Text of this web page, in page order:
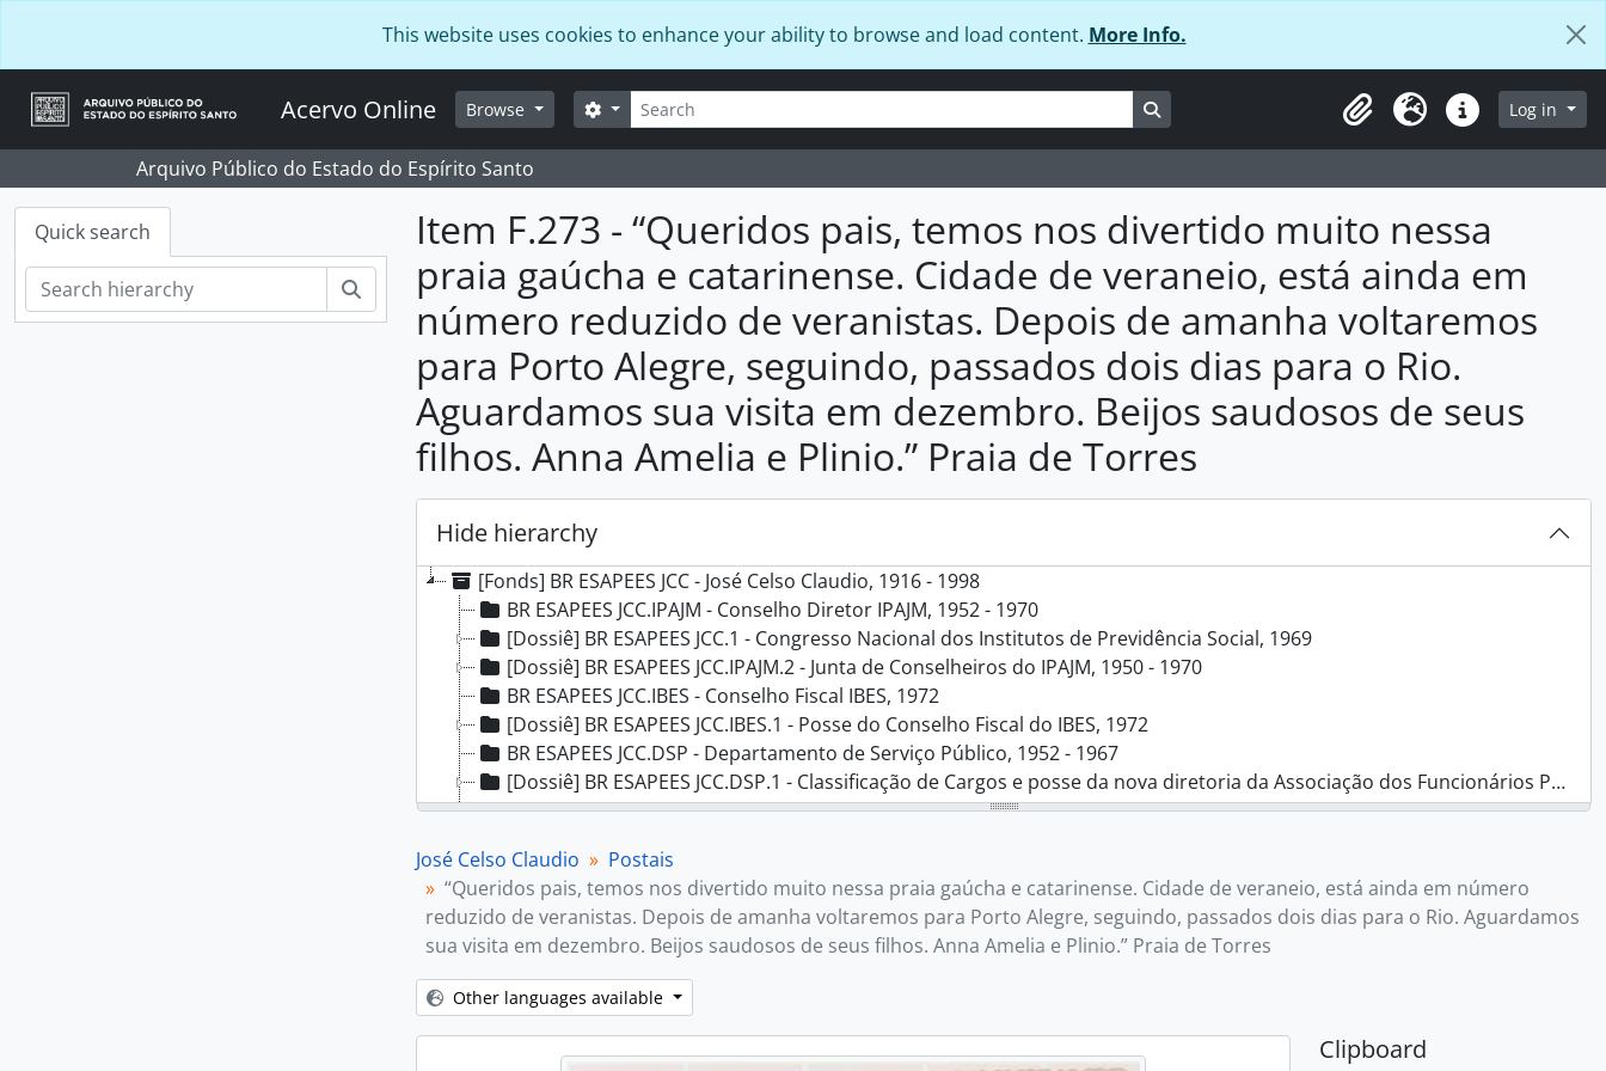
This website uses cookies to enhance your ability to browse and load content. More Info.
Acervo Online Browse Search
Search options
ClipboardLanguageQuick linksLog in
Arquivo Público do Estado do Espírito Santo
Quick search
Item F.273 - “Queridos pais, temos nos divertido muito nessa
praia gaúcha e catarinense. Cidade de veraneio, está ainda em
número reduzido de veranistas. Depois de amanha voltaremos
para Porto Alegre, seguindo, passados dois dias para o Rio.
Aguardamos sua visita em dezembro. Beijos saudosos de seus
filhos. Anna Amelia e Plinio.” Praia de Torres
Hide hierarchy
[Fonds] BR ESAPEES JCC - José Celso Claudio, 1916 - 1998
BR ESAPEES JCC.IPAJM - Conselho Diretor IPAJM, 1952 - 1970
[Dossiê] BR ESAPEES JCC.1 - Congresso Nacional dos Institutos de Previdência Social, 1969
[Dossiê] BR ESAPEES JCC.IPAJM.2 - Junta de Conselheiros do IPAJM, 1950 - 1970
BR ESAPEES JCC.IBES - Conselho Fiscal IBES, 1972
[Dossiê] BR ESAPEES JCC.IBES.1 - Posse do Conselho Fiscal do IBES, 1972
BR ESAPEES JCC.DSP - Departamento de Serviço Público, 1952 - 1967
[Dossiê] BR ESAPEES JCC.DSP.1 - Classificação de Cargos e posse da nova diretoria da Associação dos Funcionários Públicos, 1952 - 1953
[Dossiê] BR ESAPEES JCC.DSP.2 - Entrega do anteprojeto de classificação de cargos dos funcionários públicos, 1953
[Dossiê] BR ESAPEES JCC.DSP.4 - Publicações de nomeação, 1963
[Dossiê] BR ESAPEES JCC.DSP.5 - Reunião Governador Francisco Lacerda de Aguiar, 1965
[Dossiê] BR ESAPEES JCC.DSP.6 - Reunião Governador Jones dos Santos Neves, 1953
[Dossiê] BR ESAPEES JCC.DSP.7 - Reunião Semanal de Secretarias, 1951
BR ESAPEES JCC.PES - Documentos pessoais., 1916 - 1998
[Dossiê] BR ESAPEES JCC.PES.1 - Anônimas, 1940 - 1975
[Dossiê] BR ESAPEES JCC.PES.2 - Centenário de São Miguel do Veado, 1939
José Celso Claudio
Postais
“Queridos pais, temos nos divertido muito nessa praia gaúcha e catarinense. Cidade de veraneio, está ainda em número
reduzido de veranistas. Depois de amanha voltaremos para Porto Alegre, seguindo, passados dois dias para o Rio. Aguardamos
sua visita em dezembro. Beijos saudosos de seus filhos. Anna Amelia e Plinio.” Praia de Torres
Other languages available
Clipboard